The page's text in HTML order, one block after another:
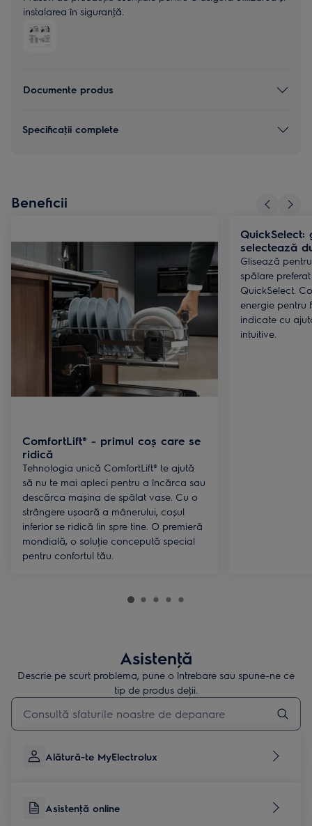
instalarea în siguranţă.
Documente produs
Specificaţii complete
Beneficii
ComfortLift® - primul coș care se
ridică
Tehnologia unică ComfortLift® te ajută
să nu te mai apleci pentru a încărca sau
descărca mașina de spălat vase. Cu o
strângere ușoară a mânerului, coșul
inferior se ridică lin spre tine. O premieră
mondială, o soluţie concepută special
pentru confortul tău.
QuickSelect:
selectează
Glisează
spălare
QuickSelect.
energie pentru
indicate cu
intuitive.
Asistenţă
Descrie pe scurt problema, pune o întrebare sau spune-ne ce
tip de produs deţii.
Type to search for support articles
Alătură-te MyElectrolux
Asistenţă online